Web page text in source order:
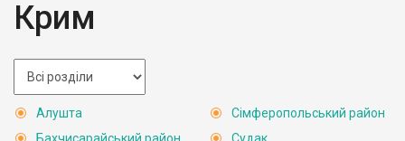
Крим
Алушта
Сімферопольський район